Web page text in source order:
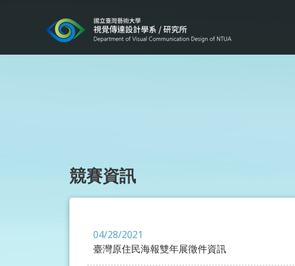
競賽資訊
04/28/2021
臺灣原住民海報雙年展徵件資訊